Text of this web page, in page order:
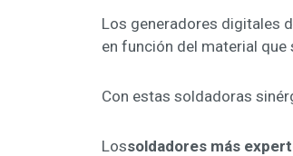
Los generadores digitales
en función del material que
Con estas soldadoras
Lossoldadores más